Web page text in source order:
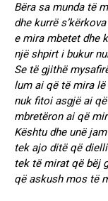
Bëra sa munda të
dhe kurrë
e mira mbetet dhe
një shpirt i bukur
Se të gjithë
lum ai që të mira lë
nuk fitoi asgjë ai
mbretëron ai që
Kështu dhe unë
tek ajo ditë që
tek të mirat që bëj
që askush mos të